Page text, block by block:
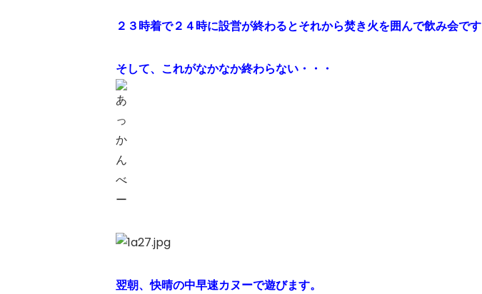
２３時着で２４時に設営が終わるとそれから焚き火を囲んで飲み会です
そして、これがなかなか終わらない・・・
翌朝、快晴の中早速カヌーで遊びます。